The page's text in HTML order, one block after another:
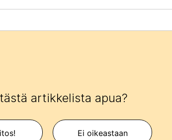
artikkelista apua?
Ei oikeastaan